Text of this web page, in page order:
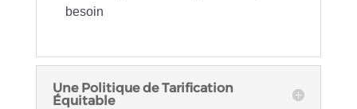
besoin
Une Politique de Tarification
Équitable